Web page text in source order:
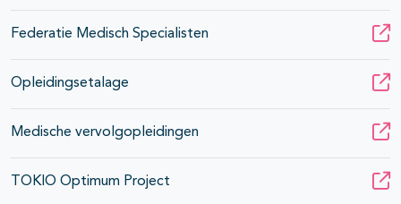
Federatie Medisch Specialisten
Opleidingsetalage
Medische vervolgopleidingen
TOKIO Optimum Project